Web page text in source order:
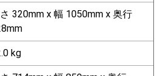
320mm x 幅 1050mm x 奥行
kg